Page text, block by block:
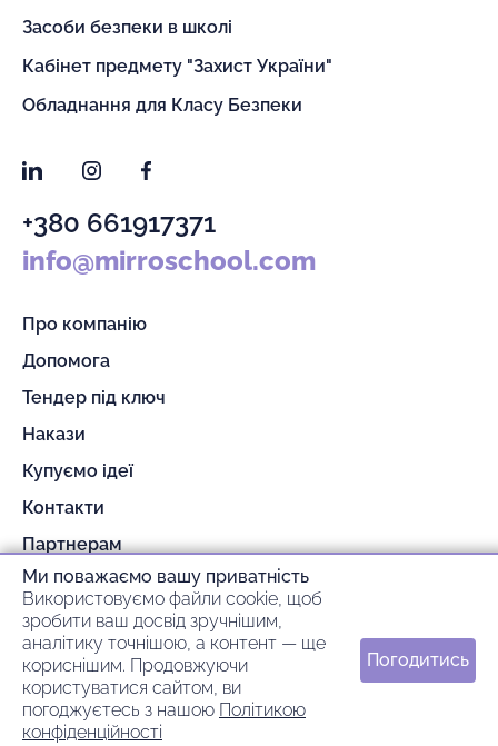
Засоби безпеки в школі
Кабінет предмету "Захист України"
Обладнання для Класу Безпеки
LinkedInInstagramFacebook
+380 661917371
info@mirroschool.com
Про компанію
Допомога
Тендер під ключ
Накази
Купуємо ідеї
Контакти
Партнерам
Гарантія та повернення
Оплата та доставка
© 2026 mirroschool
Зроблено вideil.
Ми поважаємо вашу приватність
Використовуємо файли cookie, щоб
зробити ваш досвід зручнішим,
аналітику точнішою, а контент — ще
кориснішим. Продовжуючи
користуватися сайтом, ви
погоджуєтесь з нашою Політикою
конфіденційності
Погодитись